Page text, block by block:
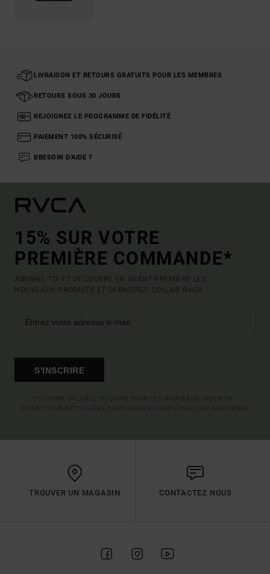
LIVRAISON ET RETOURS GRATUITS POUR LES MEMBRES
RETOURS SOUS 30 JOURS
REJOIGNEZ LE PROGRAMME DE FIDÉLITÉ
PAIEMENT 100% SÉCURISÉ
BBESOIN D'AIDE ?
15% SUR VOTRE
PREMIÈRE COMMANDE*
ABONNE-TOI ET DÉCOUVRE EN AVANT-PREMIÈRE LES
NOUVEAUX PRODUITS ET DERNIÈRES COLLAB' RVCA.
S'INSCRIRE
TROUVER UN MAGASIN CONTACTEZ NOUS